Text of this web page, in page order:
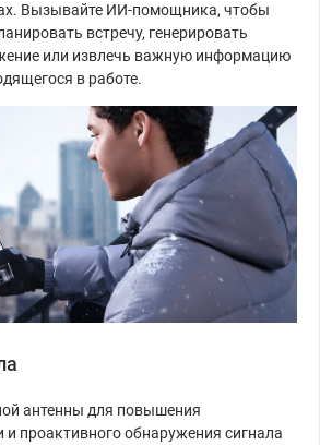
Вызывайте ИИ-помощника, чтобы
встречу, генерировать
или извлечь важную информацию
в работе.
антенны для повышения
и проактивного обнаружения сигнала